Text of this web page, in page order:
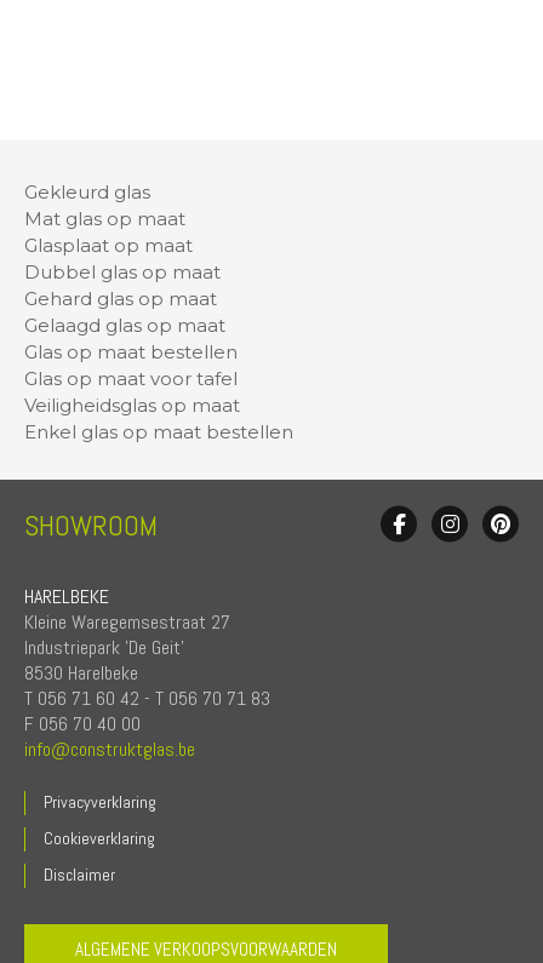
Gekleurd glas
Mat glas op maat
Glasplaat op maat
Dubbel glas op maat
Gehard glas op maat
Gelaagd glas op maat
Glas op maat bestellen
Glas op maat voor tafel
Veiligheidsglas op maat
Enkel glas op maat bestellen
SHOWROOM
HARELBEKE
Kleine Waregemsestraat 27
Industriepark 'De Geit'
8530 Harelbeke
T 056 71 60 42 - T 056 70 71 83
F 056 70 40 00
info@construktglas.be
Privacyverklaring
Cookieverklaring
Disclaimer
ALGEMENE VERKOOPSVOORWAARDEN